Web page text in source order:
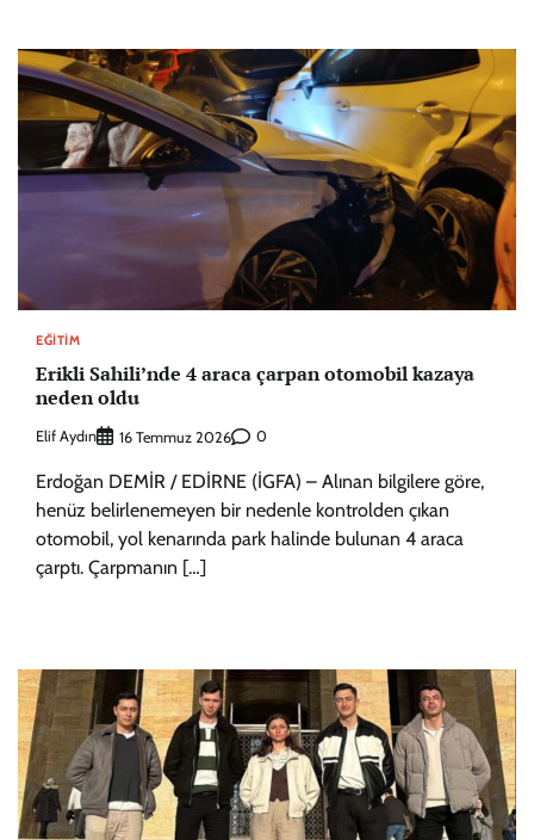
EĞITIM
Erikli Sahili’nde 4 araca çarpan otomobil kazaya
neden oldu
Elif Aydın 16 Temmuz 2026 0
Erdoğan DEMİR / EDİRNE (İGFA) – Alınan bilgilere göre,
henüz belirlenemeyen bir nedenle kontrolden çıkan
otomobil, yol kenarında park halinde bulunan 4 araca
çarptı. Çarpmanın […]